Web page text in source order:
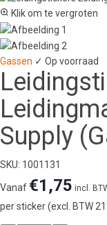
Klik om te vergroten
Gassen ✓ Op voorraad
Supply
SKU: 1001131
Vanaf €1,75 incl.
per sticker (excl. BTW